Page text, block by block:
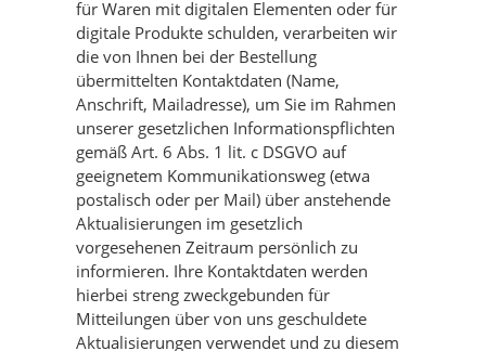
für Waren mit digitalen Elementen oder für
digitale Produkte schulden, verarbeiten wir
die von Ihnen bei der Bestellung
übermittelten Kontaktdaten (Name,
Anschrift, Mailadresse), um Sie im Rahmen
unserer gesetzlichen Informationspflichten
gemäß Art. 6 Abs. 1 lit. c DSGVO auf
geeignetem Kommunikationsweg (etwa
postalisch oder per Mail) über anstehende
Aktualisierungen im gesetzlich
vorgesehenen Zeitraum persönlich zu
informieren. Ihre Kontaktdaten werden
hierbei streng zweckgebunden für
Mitteilungen über von uns geschuldete
Aktualisierungen verwendet und zu diesem